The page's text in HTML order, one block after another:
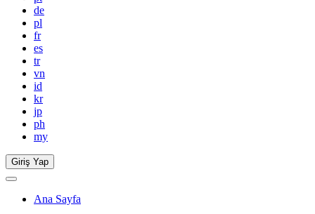
de
pl
fr
es
tr
vn
id
kr
jp
ph
my
Giriş Yap
Ana Sayfa